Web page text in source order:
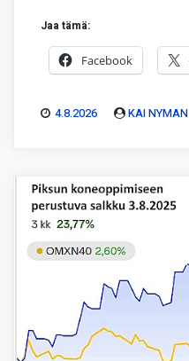
Jaa tämä:
Facebook
4.8.2026 KAI NYMAN